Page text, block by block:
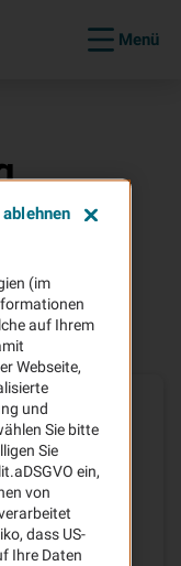
Menü
oder
Sammlung
und
(im
auf Ihrem
Webseite,
und
Sie bitte
Sie
ein,
von
dass US-
Ihre Daten